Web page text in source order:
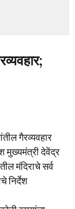
गैरव्यवहार
मुख्यमंत्री देवेंद्र
मंदिराचे सर्व
निर्देश